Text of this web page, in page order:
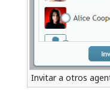
Invitar a otros